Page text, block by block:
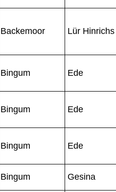
Backemoor Lür Hinrichs
Bingum Ede
Bingum Ede
Bingum Ede
Bingum Gesina